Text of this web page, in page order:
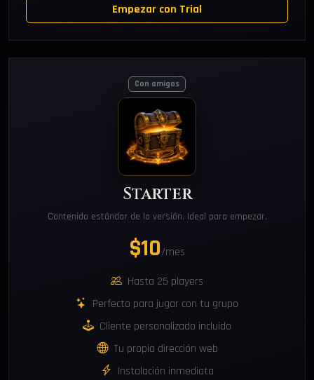
Empezar con Trial
Con amigos
Starter
Contenido estándar de la versión. Ideal para empezar.
$10/mes
Hasta 25 players
Perfecto para jugar con tu grupo
Cliente personalizado incluido
Tu propia dirección web
Instalación inmediata